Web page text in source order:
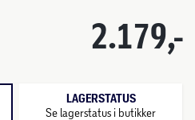
2.179,-
LAGERSTATUS
Se lagerstatus i butikker